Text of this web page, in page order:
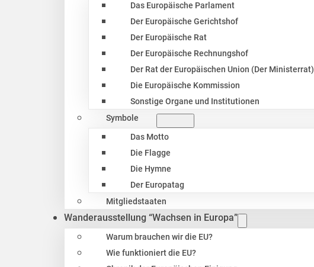
Das Europäische Parlament
Der Europäische Gerichtshof
Der Europäische Rat
Der Europäische Rechnungshof
Der Rat der Europäischen Union (Der Ministerrat)
Die Europäische Kommission
Sonstige Organe und Institutionen
Symbole
Das Motto
Die Flagge
Die Hymne
Der Europatag
Mitgliedstaaten
Wanderausstellung “Wachsen in Europa”
Warum brauchen wir die EU?
Wie funktioniert die EU?